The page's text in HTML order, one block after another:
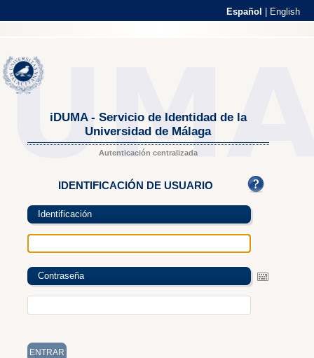
Español English
iDUMA - Servicio de Identidad de la
Universidad de Málaga
Autenticación centralizada
IDENTIFICACIÓN DE USUARIO
Identificación
Contraseña